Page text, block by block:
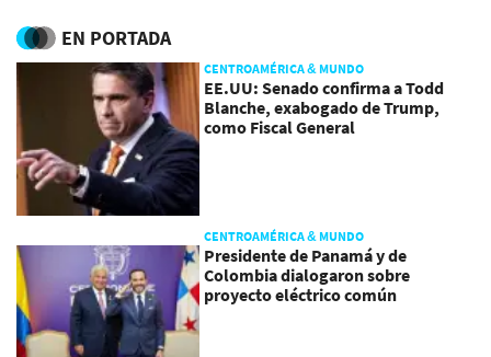
EN PORTADA
CENTROAMÉRICA & MUNDO
EE.UU: Senado confirma a Todd
Blanche, exabogado de Trump,
como Fiscal General
CENTROAMÉRICA & MUNDO
Presidente de Panamá y de
Colombia dialogaron sobre
proyecto eléctrico común